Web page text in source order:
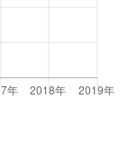
橋
徒